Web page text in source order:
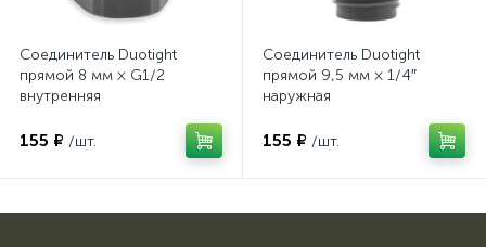
Соединитель Duotight
прямой 8 мм × G1/2
внутренняя
155 ₽ /шт.
Соединитель Duotight
прямой 9,5 мм × 1/4″
наружная
155 ₽ /шт.